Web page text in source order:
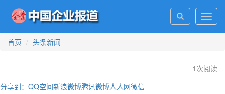
首页
头条新闻
1 次阅读
分享到： QQ空间新浪微博腾讯微博人人网微信